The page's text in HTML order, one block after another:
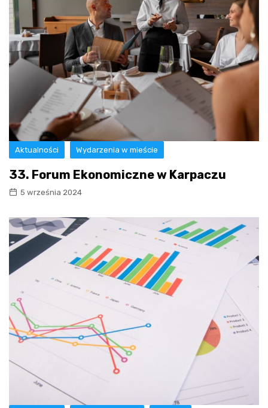
Aktualności Wydarzenia w mieście
33. Forum Ekonomiczne w Karpaczu
5 września 2024